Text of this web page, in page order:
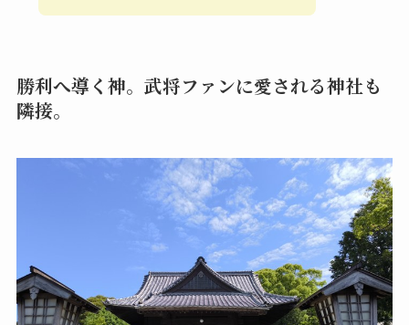
勝利へ導く神。武将ファンに愛される神社も
隣接。